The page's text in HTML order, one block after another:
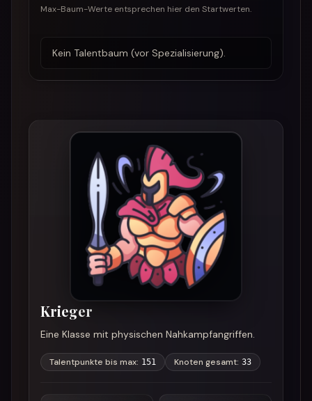
Max-Baum-Werte entsprechen hier den Startwerten.
Kein Talentbaum (vor Spezialisierung).
Krieger
Eine Klasse mit physischen Nahkampfangriffen.
Talentpunkte bis max: 151 Knoten gesamt: 33